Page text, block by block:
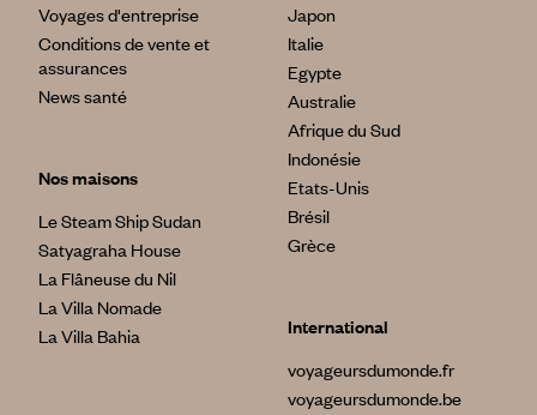
Voyages d'entreprise
Conditions de vente et
assurances
News santé
Nos maisons
Le Steam Ship Sudan
Satyagraha House
La Flâneuse du Nil
La Villa Nomade
La Villa Bahia
Japon
Italie
Egypte
Australie
Afrique du Sud
Indonésie
Etats-Unis
Brésil
Grèce
International
voyageursdumonde.fr
voyageursdumonde.be